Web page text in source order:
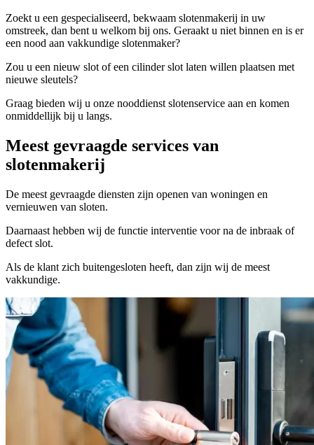
Zoekt u een gespecialiseerd, bekwaam slotenmakerij in uw
omstreek, dan bent u welkom bij ons. Geraakt u niet binnen en is er
een nood aan vakkundige slotenmaker?
Zou u een nieuw slot of een cilinder slot laten willen plaatsen met
nieuwe sleutels?
Graag bieden wij u onze nooddienst slotenservice aan en komen
onmiddellijk bij u langs.
Meest gevraagde services van
slotenmakerij
De meest gevraagde diensten zijn openen van woningen en
vernieuwen van sloten.
Daarnaast hebben wij de functie interventie voor na de inbraak of
defect slot.
Als de klant zich buitengesloten heeft, dan zijn wij de meest
vakkundige.